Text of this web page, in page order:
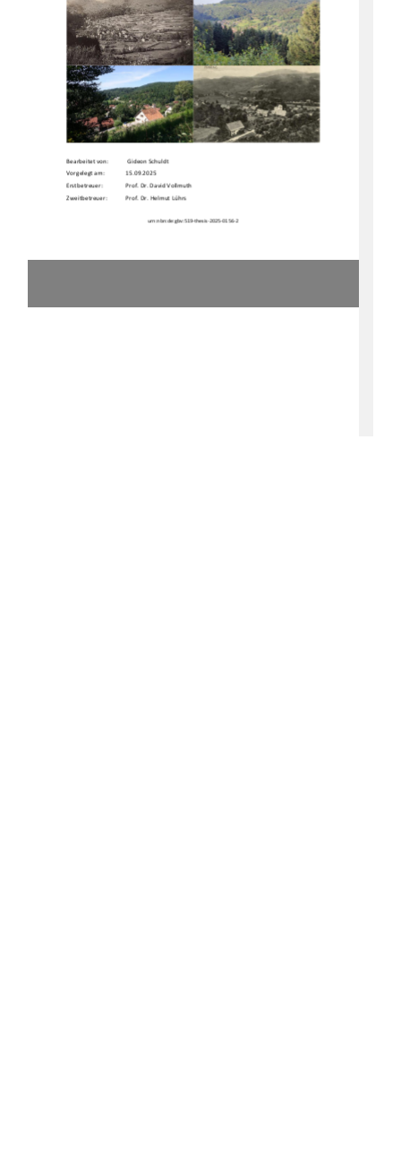
Bearbeitet von: Gideon Schuldt
Vorgelegt am: 15.09.2025
Erstbetreuer: Prof. Dr. David Vollmuth
Zweitbetreuer: Prof. Dr. Helmut L ̧hrs
urn:nbn:de:gbv:519-thesis-2025-0156-2